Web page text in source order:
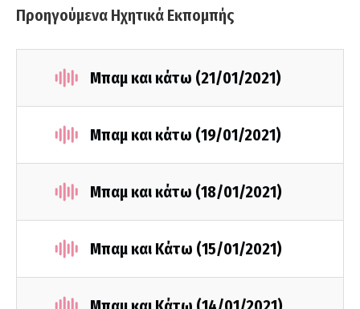
Προηγούμενα Ηχητικά Εκπομπής
Μπαμ και κάτω (21/01/2021)
Μπαμ και κάτω (19/01/2021)
Μπαμ και κάτω (18/01/2021)
Μπαμ και Κάτω (15/01/2021)